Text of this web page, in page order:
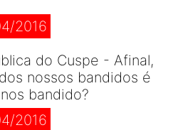
2016
do Cuspe - Afinal,
nossos bandidos é
bandido?
2016